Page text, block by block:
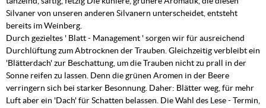
Silvaner von unseren anderen Silvanern unterscheidet, entsteht
bereits im Weinberg.
Durch gezieltes ' Blatt - Management ' sorgen wir für ausreichend
Durchlüftung zum Abtrocknen der Trauben. Gleichzeitig verbleibt ein
'Blätterdach' zur Beschattung, um die Trauben nicht zu prall in der
Sonne reifen zu lassen. Denn die grünen Aromen in der Beere
verringern sich bei starker Besonnung. Daher: Blätter weg, für mehr
Luft aber ein 'Dach' für Schatten belassen. Die Wahl des Lese - Termin,